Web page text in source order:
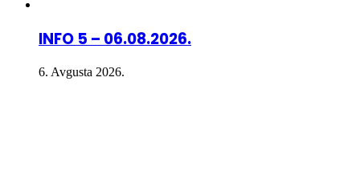
INFO 5 – 06.08.2026.
6. Avgusta 2026.